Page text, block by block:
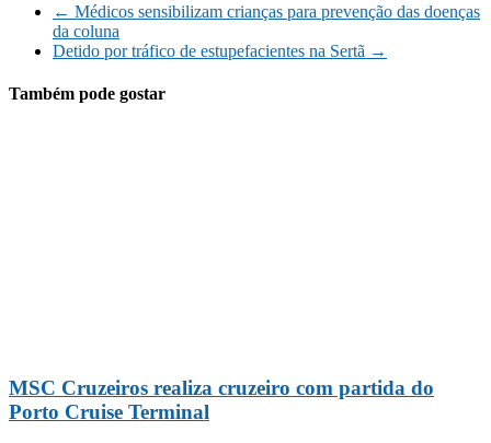
← Médicos sensibilizam crianças para prevenção das doenças
da coluna
Detido por tráfico de estupefacientes na Sertã →
Também pode gostar
MSC Cruzeiros realiza cruzeiro com partida do
Porto Cruise Terminal